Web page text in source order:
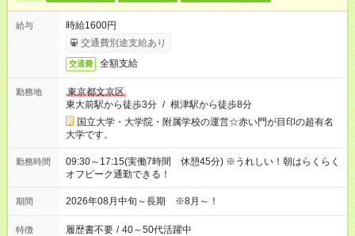
給与
時給1600円
交通費別途支給あり
交通費 全額支給
勤務地
東京都文京区
東大前駅から徒歩3分 / 根津駅から徒歩8分
国立大学・大学院・附属学校の運営☆赤い門が目印の超有名
大学です。
勤務時間
09:30～17:15(実働7時間 休憩45分) ※うれしい！朝はらくらく
オフピーク通勤できる！
期間 2026年08月中旬～長期 ※8月～！
特徴 履歴書不要 / 40～50代活躍中